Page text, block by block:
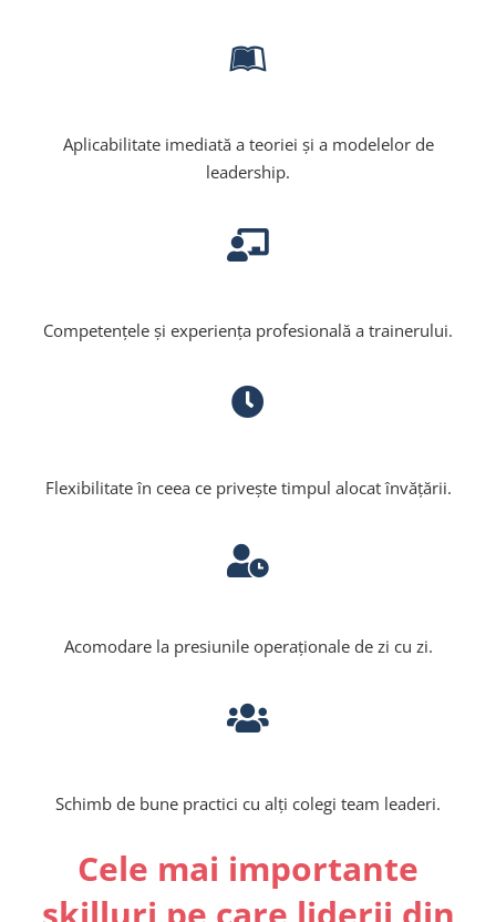
Aplicabilitate imediată a teoriei și a modelelor de
leadership.
Competențele și experiența profesională a trainerului.
Flexibilitate în ceea ce privește timpul alocat învățării.
Acomodare la presiunile operaționale de zi cu zi.
Schimb de bune practici cu alți colegi team leaderi.
Cele mai importante